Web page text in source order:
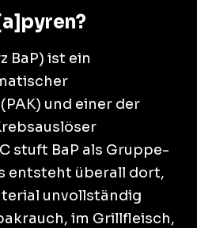
BaP) ist ein
und einer der
stuft BaP als Gruppe-
entsteht überall dort,
unvollständig
im Grillfleisch,